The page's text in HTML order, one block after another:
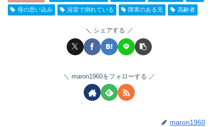
母の思い込み
浴室で倒れている 障害のある兄 高齢者
シェアする
maron1960をフォローする
maron1960